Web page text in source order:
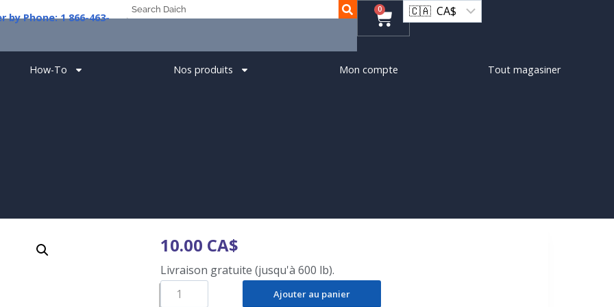
by Phone: 1
0
How-To Nos produits Mon compte Tout magasiner
10.00 CA$
Livraison gratuite (jusqu'à 600 lb).
Ajouter au panier